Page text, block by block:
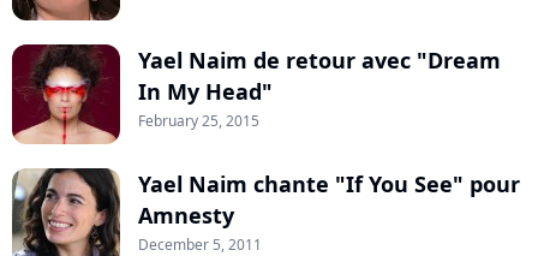
Yael Naim de retour avec "Dream
In My Head"
February 25, 2015
Yael Naim chante "If You See" pour
Amnesty
December 5, 2011